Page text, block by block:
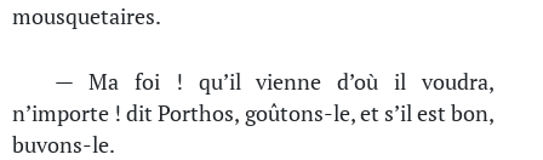
mousquetaires.
— Ma foi ! qu’il vienne d’où il voudra,
n’importe ! dit Porthos, goûtons-le, et s’il est bon,
buvons-le.